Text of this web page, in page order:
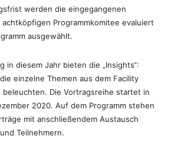
werden die eingegangenen
Programmkomitee evaluiert
ausgewählt.
in diesem Jahr bieten die „Insights“:
einzelne Themen aus dem Facility
beleuchten. Die Vortragsreihe startet in
2020. Auf dem Programm stehen
mit anschließendem Austausch
Teilnehmern.